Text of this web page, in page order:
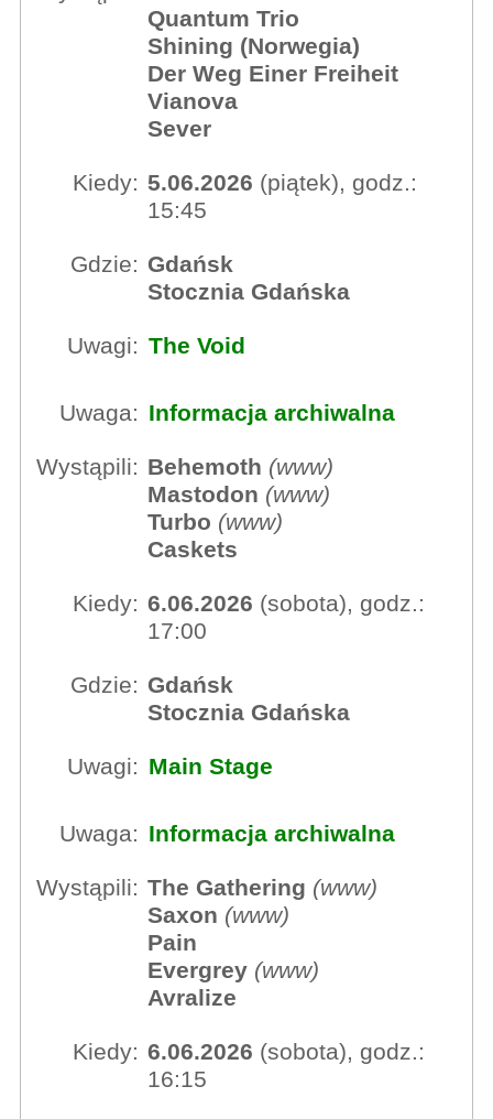
Quantum Trio
Shining (Norwegia)
Der Weg Einer Freiheit
Vianova
Sever
Kiedy: 5.06.2026 (piątek), godz.:
15:45
Gdzie: Gdańsk
Stocznia Gdańska
Uwagi: The Void
Uwaga: Informacja archiwalna
Wystąpili: Behemoth (www)
Mastodon (www)
Turbo (www)
Caskets
Kiedy: 6.06.2026 (sobota), godz.:
17:00
Gdzie: Gdańsk
Stocznia Gdańska
Uwagi: Main Stage
Uwaga: Informacja archiwalna
Wystąpili: The Gathering (www)
Saxon (www)
Pain
Evergrey (www)
Avralize
Kiedy: 6.06.2026 (sobota), godz.:
16:15